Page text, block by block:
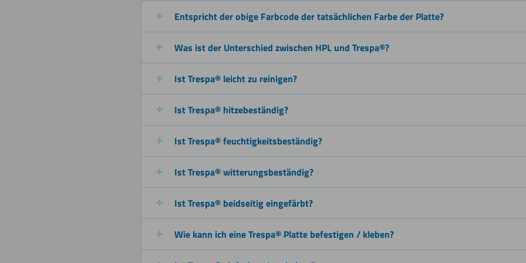
Polieren Schneiden
Umdrehen
Entspricht der obige Farbcode der tatsächlichen Farbe der Platte?
Was ist der Unterschied zwischen HPL und Trespa®?
Ist Trespa® leicht zu reinigen?
Ist Trespa® hitzebeständig?
Ist Trespa® feuchtigkeitsbeständig?
Ist Trespa® witterungsbeständig?
Ist Trespa® beidseitig eingefärbt?
Wie kann ich eine Trespa® Platte befestigen / kleben?